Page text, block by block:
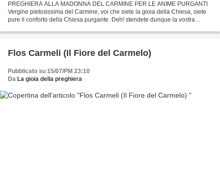
PREGHIERA ALLA MADONNA DEL CARMINE PER LE ANIME PURGANTI
Vergine pietosissima del Carmine, voi che siete la gioia della Chiesa, siete
pure il conforto della Chiesa purgante. Deh! stendete dunque la vostra
Flos Carmeli (Il Fiore del Carmelo)
Pubblicato su 15/07/PM 23:10
Da La gioia della preghiera